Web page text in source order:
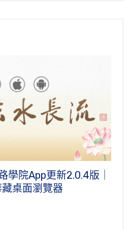
學院App更新2.0.4版｜
桌面瀏覽器